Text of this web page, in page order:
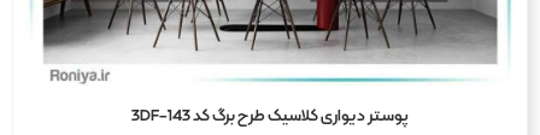
پوستر دیواری کلاسیک طرح برگ کد 3DF-143